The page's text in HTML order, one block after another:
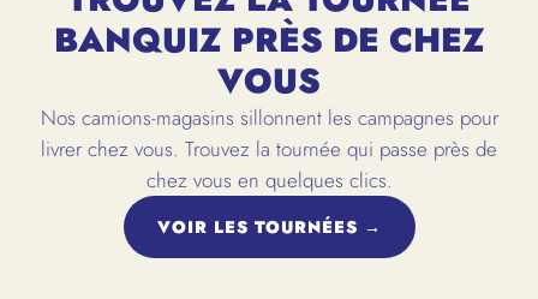
BANQUIZ PRÈS DE CHEZ
VOUS
Nos camions-magasins sillonnent les campagnes pour
livrer chez vous. Trouvez la tournée qui passe près de
chez vous en quelques clics.
VOIR LES TOURNÉES →